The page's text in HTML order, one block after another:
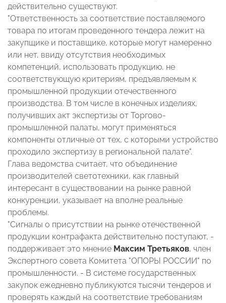
действительно существуют.
"Ответственность за соответствие поставляемого
товара по итогам проведенного тендера лежит на
закупщике и поставщике, которые могут намеренно
или нет, ввиду отсутствия необходимых
компетенций, использовать продукцию, не
соответствующую критериям, предъявляемым к
промышленной продукции отечественного
производства. В том числе в конечных изделиях,
получивших акт экспертизы от Торгово-
промышленной палаты, могут применяться
компоненты отличные от тех, с которыми устройство
проходило экспертизу в региональной палате".
Глава ведомства считает, что объединение
производителей светотехники, как главный
интересант в существовании на рынке равной
конкуренции, указывает на вполне реальные
проблемы.
"Сигналы о присутствии на рынке отечественной
продукции контрафакта действительно поступают, -
поддерживает это мнение Максим Третьяков, член
Экспертного совета Комитета "ОПОРЫ РОССИИ" по
промышленности. - В системе государственных
закупок ежедневно публикуются тысячи тендеров и
проверять каждый на соответствие требованиям